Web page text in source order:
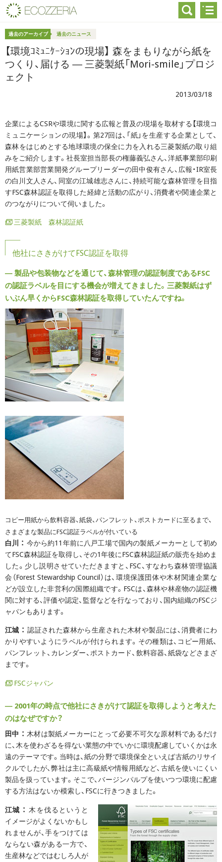
過去のアーカイブ 過去のニュース
【環境ｺﾐｭﾆｹｰｼｮﾝの現場】 森をまもりながら紙を
つくり、届ける ― 三菱製紙「Mori-smile」プロジ
ェクト
2013/03/18
企業によるCSRや環境に関する広報と普及の現場を取材する【環境コ
ミュニケーションの現場】。第27回は、「紙」を生産する企業として、
森林をはじめとする地球環境の保全に力を入れる三菱製紙の取り組
みをご紹介します。社長室担当部長の権藤義弘さん、洋紙事業部印刷
用紙営業部営業開発グループリーダーの田中俊有さん、広報・IR室長
の白川文人さん、同室の江城雄志さんに、持続可能な森林管理を目指
すFSC森林認証を取得した経緯と活動の広がり、消費者や関連企業と
のつながりについて伺いました。
三菱製紙 森林認証紙
他社にさきがけてFSC認証を取得
― 製品や包装物などを通じて、森林管理の認証制度であるFSC
の認証ラベルを目にする機会が増えてきました。三菱製紙はず
いぶん早くからFSC森林認証を取得していたんですね。
コピー用紙から飲料容器、紙袋、パンフレット、ポストカードに至るまで、
さまざまな製品にFSC認証ラベルが付いている
白川 ： 今から約11年前に八戸工場で国内の製紙メーカーとして初め
てFSC森林認証を取得し、その1年後にFSC森林認証紙の販売を始めま
した。少し説明させていただきますと、FSC、すなわち森林管理協議
会（Forest Stewardship Council）は、環境保護団体や木材関連企業な
どが設立した非営利の国際組織です。FSCは、森林や林産物の認証機
関に対する、評価や認定、監督などを行なっており、国内組織のFSCジ
ャパンもあります。
江城 ： 認証された森林から生産された木材や製品には、消費者にわ
かりやすいようにラベルが付けられます。その種類は、コピー用紙、
パンフレット、カレンダー、ポストカード、飲料容器、紙袋などさまざ
まです。
FSCジャパン
― 2001年の時点で他社にさきがけて認証を取得しようと考えた
のはなぜですか？
田中 ： 木材は製紙メーカーにとって必要不可欠な原材料であるだけ
に、木を使わざるを得ない業態の中でいかに環境配慮していくかは永
遠のテーマです。当時は、紙の分野で環境保全といえば古紙のリサイ
クルでしたが、弊社は主に高級紙や情報用紙など、古紙を使いにくい
製品を扱っています。そこで、バージンパルプを使いつつ環境に配慮
する方法はないか模索し、FSCに行きつきました。
江城 ： 木を伐るというと
イメージがよくないかもし
れませんが、手をつけては
ならない森がある一方で、
生産林などではむしろ人が